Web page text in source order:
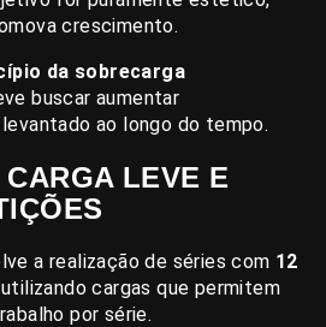
crescimento.
da sobrecarga
buscar aumentar
ao longo do tempo.
LEVE E
a realização de séries com 12
cargas que permitem
por série.